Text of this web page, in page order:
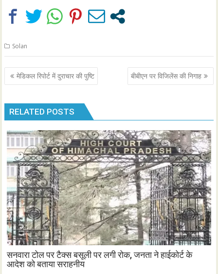
Solan
Post
navigation
मेडिकल रिपोर्ट में दुराचार की पुष्टि बीबीएन पर विजिलेंस की निगाह
RELATED POSTS
सनवारा टोल पर टैक्स बसूली पर लगी रोक, जनता ने हाईकोर्ट के
आदेश को बताया सराहनीय